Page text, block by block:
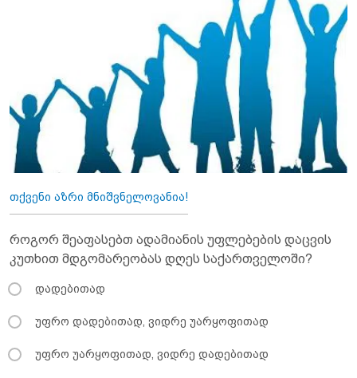
თქვენი აზრი მნიშვნელოვანია!
როგორ შეაფასებთ ადამიანის უფლებების დაცვის
კუთხით მდგომარეობას დღეს საქართველოში?
დადებითად
უფრო დადებითად, ვიდრე უარყოფითად
უფრო უარყოფითად, ვიდრე დადებითად